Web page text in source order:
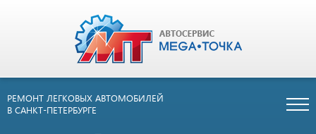
РЕМОНТ ЛЕГКОВЫХ АВТОМОБИЛЕЙ
В САНКТ-ПЕТЕРБУРГЕ